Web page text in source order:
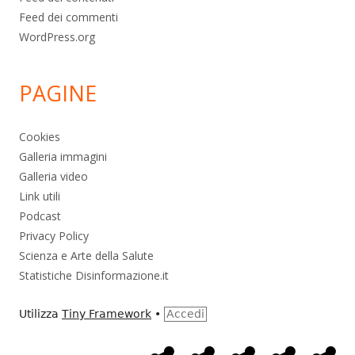
Feed dei commenti
WordPress.org
PAGINE
Cookies
Galleria immagini
Galleria video
Link utili
Podcast
Privacy Policy
Scienza e Arte della Salute
Statistiche Disinformazione.it
Utilizza Tiny Framework • Accedi
Home
Alimentazione
AmbienteBambini